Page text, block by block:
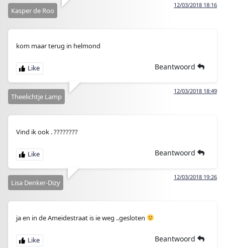
12/03/2018 18:16
Kasper de Roo
kom maar terug in helmond
Beantwoord
12/03/2018 18:49
Theelichtje Lamp
Vind ik ook . ????????
Beantwoord
12/03/2018 19:26
Lisa Denker-Dizy
ja en in de Ameidestraat is ie weg ..gesloten
Beantwoord